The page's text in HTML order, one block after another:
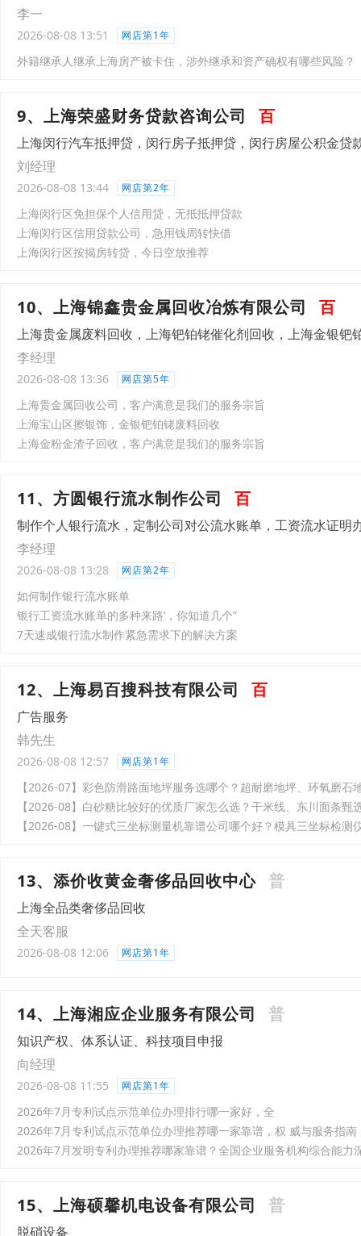
李一
2026-08-08 13:51 网店第1年
外籍继承人继承上海房产被卡住，涉外继承和资产确权有哪些风险？
9、上海荣盛财务贷款咨询公司 百
上海闵行汽车抵押贷，闵行房子抵押贷，闵行房屋公积金贷
刘经理
2026-08-08 13:44 网店第2年
上海闵行区免担保个人信用贷，无抵抵押贷款
上海闵行区信用贷款公司，急用钱周转快借
上海闵行区按揭房转贷，今日空放推荐
10、上海锦鑫贵金属回收冶炼有限公司 百
上海贵金属废料回收，上海钯铂铑催化剂回收，上海金银钯
李经理
2026-08-08 13:36 网店第5年
上海贵金属回收公司，客户满意是我们的服务宗旨
上海宝山区擦银饰，金银钯铂铑废料回收
上海金粉金渣子回收，客户满意是我们的服务宗旨
11、方圆银行流水制作公司 百
制作个人银行流水，定制公司对公流水账单，工资流水证明
李经理
2026-08-08 13:28 网店第2年
如何制作银行流水账单
银行工资流水账单的多种来路’，你知道几个”
7天速成银行流水制作紧急需求下的解决方案
12、上海易百搜科技有限公司 百
广告服务
韩先生
2026-08-08 12:57 网店第1年
【2026-07】彩色防滑路面地坪服务选哪个？超耐磨地坪、环氧磨
【2026-08】白砂糖比较好的优质厂家怎么选？干米线、东川面条
13、添价收黄金奢侈品回收中心 普
上海全品类奢侈品回收
全天客服
2026-08-08 12:06 网店第1年
14、上海湘应企业服务有限公司 普
知识产权、体系认证、科技项目申报
向经理
2026-08-08 11:55 网店第1年
2026年7月专利试点示范单位办理排行哪一家好，全
2026年7月专利试点示范单位办理推荐哪一家靠谱，权 威与服务指南
2026年7月发明专利办理推荐哪家靠谱？全国企业服务机构综合能力
15、上海硕馨机电设备有限公司 普
脱硝设备